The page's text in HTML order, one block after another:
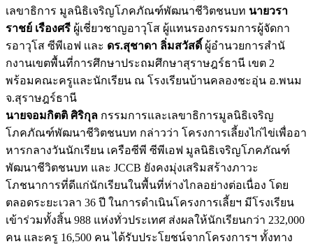
เลขาธิการ มูลนิธิเจริญโภคภัณฑ์พัฒนาชีวิตชนบท นายวรา
ราชย์ เรืองศรี ผู้เชี่ยวชาญอาวุโส ผู้แทนรองกรรมการผู้จัดกา
รอาวุโส ซีพีเอฟ เเละ ดร.สุชาดา ลิ่มสวัสดิ์ ผู้อำนวยการสำนั
กงานเขตพื้นที่การศึกษาประถมศึกษาสุราษฎร์ธานี เขต 2
พร้อมคณะครูและนักเรียน ณ โรงเรียนบ้านคลองชะอุ่น อ.พนม
จ.สุราษฎร์ธานี
นายจอมกิตติ ศิริกุล กรรมการและเลขาธิการมูลนิธิเจริญ
โภคภัณฑ์พัฒนาชีวิตชนบท กล่าวว่า โครงการเลี้ยงไก่ไข่เพื่ออา
หารกลางวันนักเรียน เครือซีพี ซีพีเอฟ มูลนิธิเจริญโภคภัณฑ์
พัฒนาชีวิตชนบท และ JCCB ยังคงมุ่งเสริมสร้างภาวะ
โภชนาการที่ดีแก่นักเรียนในพื้นที่ห่างไกลอย่างต่อเนื่อง โดย
ตลอดระยะเวลา 36 ปี ในการดำเนินโครงการเลี้ยฯ มีโรงเรียน
เข้าร่วมทั้งสิ้น 988 แห่งทั่วประเทศ ส่งผลให้นักเรียนกว่า 232,000
คน และครู 16,500 คน ได้รับประโยชน์จากโครงการฯ ทั้งทาง